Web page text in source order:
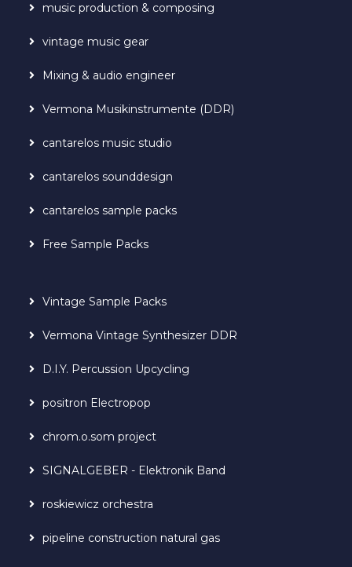
music production & composing
vintage music gear
Mixing & audio engineer
Vermona Musikinstrumente (DDR)
cantarelos music studio
cantarelos sounddesign
cantarelos sample packs
Free Sample Packs
Vintage Sample Packs
Vermona Vintage Synthesizer DDR
D.I.Y. Percussion Upcycling
positron Electropop
chrom.o.som project
SIGNALGEBER - Elektronik Band
roskiewicz orchestra
pipeline construction natural gas